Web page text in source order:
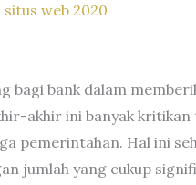
situs web 2020
bagi bank dalam
akhir ini banyak
pemerintahan. Hal ini
jumlah yang cukup